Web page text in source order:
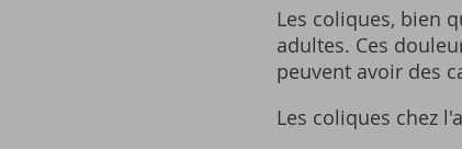
Les coliques, bien
adultes. Ces
peuvent avoir des
Les coliques chez